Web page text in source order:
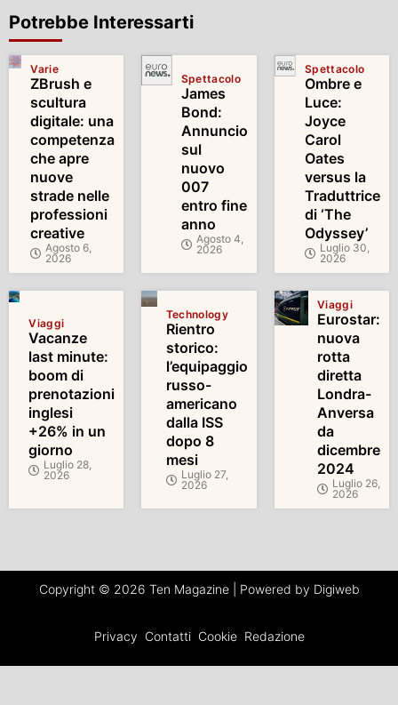
Potrebbe Interessarti
Varie
ZBrush e
scultura
digitale: una
competenza
che apre
nuove
strade nelle
professioni
creative
Agosto 6,
2026
Spettacolo
James
Bond:
Annuncio
sul
nuovo
007
entro fine
anno
Agosto 4,
2026
Spettacolo
Ombre e
Luce:
Joyce
Carol
Oates
versus la
Traduttrice
di ‘The
Odyssey’
Luglio 30,
2026
Viaggi
Vacanze
last minute:
boom di
prenotazioni
inglesi
+26% in un
giorno
Luglio 28,
2026
Technology
Rientro
storico:
l’equipaggio
russo-
americano
dalla ISS
dopo 8
mesi
Luglio 27,
2026
Viaggi
Eurostar:
nuova
rotta
diretta
Londra-
Anversa
da
dicembre
2024
Luglio 26,
2026
Copyright © 2026 Ten Magazine | Powered by Digiweb
Privacy Contatti Cookie Redazione